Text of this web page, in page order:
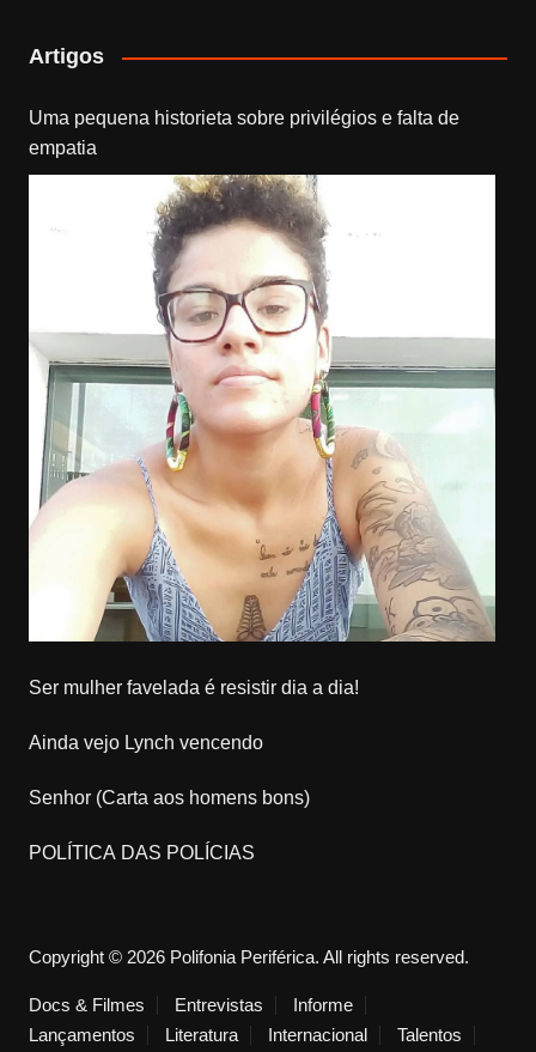
Artigos
Uma pequena historieta sobre privilégios e falta de
empatia
Ser mulher favelada é resistir dia a dia!
Ainda vejo Lynch vencendo
Senhor (Carta aos homens bons)
POLÍTICA DAS POLÍCIAS
Copyright © 2026 Polifonia Periférica. All rights reserved.
Docs & Filmes Entrevistas
Informe
Lançamentos
Literatura Internacional Talentos